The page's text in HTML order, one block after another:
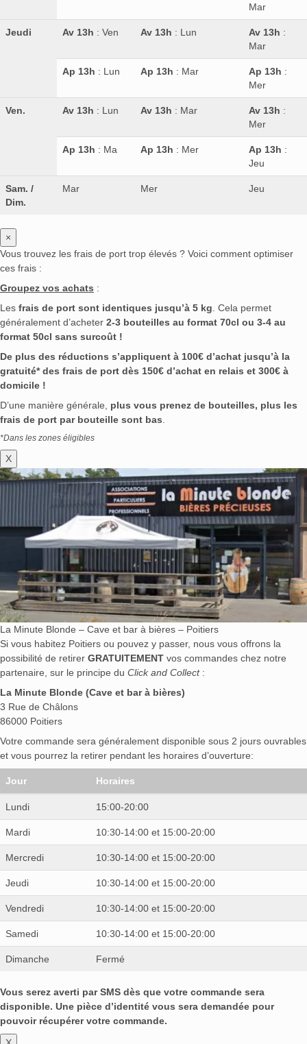
Mar
Jeudi Av 13h : Ven Av 13h : Lun Av 13h :
Mar
Ap 13h : Lun Ap 13h : Mar Ap 13h :
Mer
Ven. Av 13h : Lun Av 13h : Mar Av 13h :
Mer
Ap 13h : Ma Ap 13h : Mer Ap 13h :
Jeu
Sam. /
Dim.
Mar Mer Jeu
×
Vous trouvez les frais de port trop élevés ? Voici comment optimiser
ces frais :
Groupez vos achats :
Les frais de port sont identiques jusqu’à 5 kg . Cela permet
généralement d’acheter 2-3 bouteilles au format 70cl ou 3-4 au
format 50cl sans surcoût !
De plus des réductions s’appliquent à 100€ d’achat jusqu’à la
gratuité* des frais de port dès 150€ d’achat en relais et 300€ à
domicile !
D’une manière générale, plus vous prenez de bouteilles, plus les
frais de port par bouteille sont bas
*Dans les zones éligibles
X
La Minute Blonde – Cave et bar à bières – Poitiers
Si vous habitez Poitiers ou pouvez y passer, nous vous offrons la
possibilité de retirer GRATUITEMENT vos commandes chez notre
partenaire, sur le principe du Click and Collect:
La Minute Blonde (Cave et bar à bières)
3 Rue de Châlons
86000 Poitiers
Votre commande sera généralement disponible sous 2 jours ouvrables
et vous pourrez la retirer pendant les horaires d’ouverture:
Jour Horaires
Lundi 15:00-20:00
Mardi 10:30-14:00 et 15:00-20:00
Mercredi 10:30-14:00 et 15:00-20:00
Jeudi 10:30-14:00 et 15:00-20:00
Vendredi 10:30-14:00 et 15:00-20:00
Samedi 10:30-14:00 et 15:00-20:00
Dimanche Fermé
Vous serez averti par SMS dès que votre commande sera
disponible. Une pièce d’identité vous sera demandée pour
pouvoir récupérer votre commande.